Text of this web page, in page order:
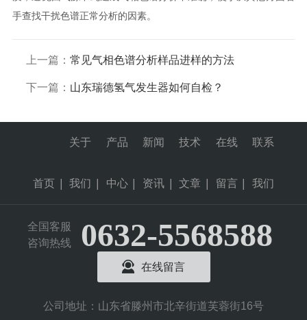
手查找干扰色谱正常分析的因素。
上一篇： 常见气相色谱分析样品进样的方法
下一篇： 山东瑞德氢气发生器如何自检？
首页
关于
我们
产品
中心
新闻
资讯
技术
文章
在线
留言
联系
我们
全国客服
咨询热线
0632-5568588
在线留言
公司地址：山东省滕州市北辛街道芙蓉街16号